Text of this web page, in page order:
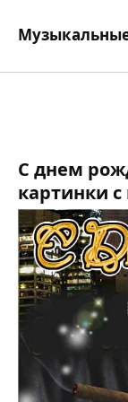
С днем
картинки